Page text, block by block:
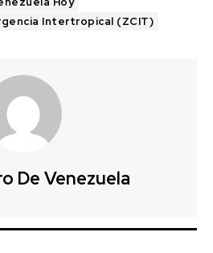
Intertropical (ZCIT)
De Venezuela